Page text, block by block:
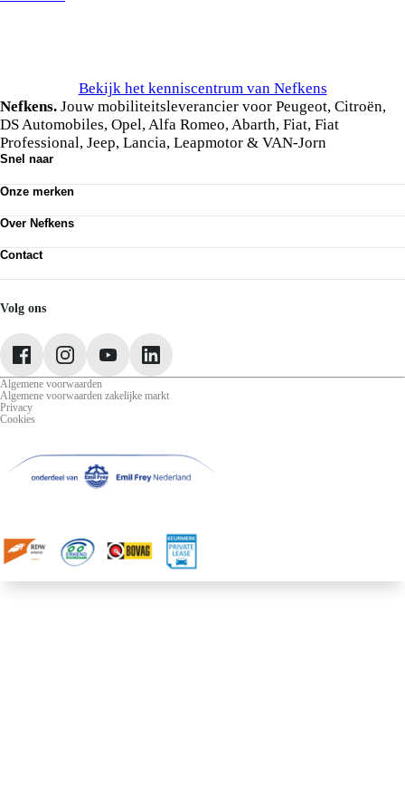
Bekijk het kenniscentrum van Nefkens
Nefkens. Jouw mobiliteitsleverancier voor Peugeot, Citroën,
DS Automobiles, Opel, Alfa Romeo, Abarth, Fiat, Fiat
Professional, Jeep, Lancia, Leapmotor & VAN-Jorn
Snel naar
Werkplaatsafspraak maken
Acties
Onze merken
Citroën
Opel
Fiat Professional
Leapmotor
Over Nefkens
Vrienden van Nefkens
Nieuws
Contact
Nefkens Emil Frey Schadeservice
Volg ons
Algemene voorwaarden
Algemene voorwaarden zakelijke markt
Privacy
Cookies